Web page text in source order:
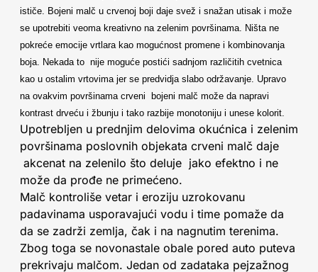
ističe. Bojeni malč u crvenoj boji daje svež i snažan utisak i može
se upotrebiti veoma kreativno na zelenim površinama. Ništa ne
pokreće emocije vrtlara kao mogućnost promene i kombinovanja
boja. Nekada to nije moguće postići sadnjom različitih cvetnica
kao u ostalim vrtovima jer se predvidja slabo održavanje. Upravo
na ovakvim površinama crveni bojeni malč može da napravi
kontrast drveću i žbunju i tako razbije monotoniju i unese kolorit.
Upotrebljen u prednjim delovima okućnica i zelenim
površinama poslovnih objekata crveni malč daje
akcenat na zelenilo što deluje jako efektno i ne
može da prođe ne primećeno.
Malč kontroliše vetar i eroziju uzrokovanu
padavinama usporavajući vodu i time pomaže da
da se zadrži zemlja, čak i na nagnutim terenima.
Zbog toga se novonastale obale pored auto puteva
prekrivaju malčom. Jedan od zadataka pejzažnog